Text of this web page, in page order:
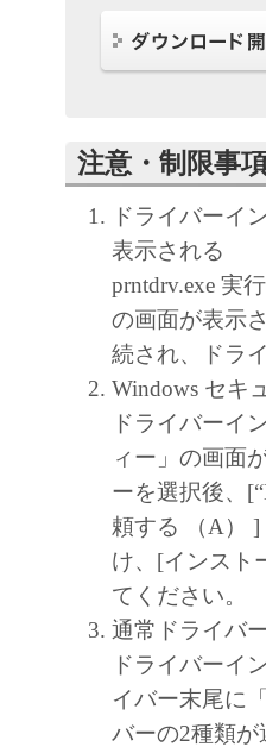
注意・制限事
ドライバーイ
表示される
prntdrv.exe 実
の画面が表示
続され、ドラ
Windows セキ
ドライバーイ
ィー」の画面
ーを選択後、
頼する （A）
け、[インスト
てください。
通常ドライバ
ドライバーイ
イバー末尾に
バーの2種類